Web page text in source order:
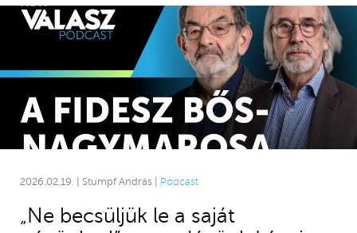
2026.02.19. | Stumpf András | Podcast
„Ne becsüljük le a saját